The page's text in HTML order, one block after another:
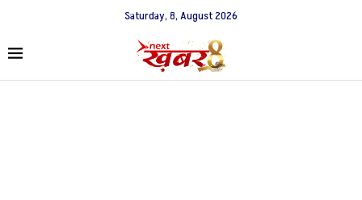
Saturday, 8, August 2026